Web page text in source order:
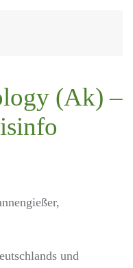
(Ak) –
und